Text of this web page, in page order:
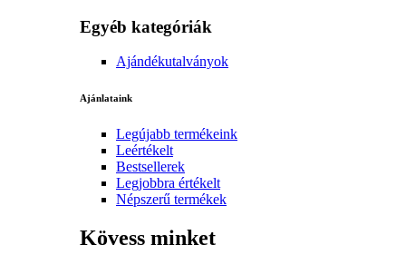
Egyéb kategóriák
Ajándékutalványok
Ajánlataink
Legújabb termékeink
Leértékelt
Bestsellerek
Legjobbra értékelt
Népszerű termékek
Kövess minket